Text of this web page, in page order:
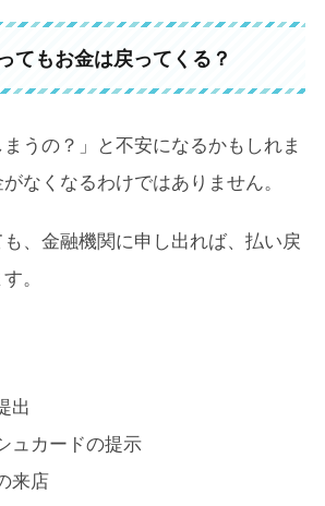
てもお金は戻ってくる？
まうの？」と不安になるかもしれま
なくなるわけではありません。
、金融機関に申し出れば、払い戻
。
出
ュカードの提示
来店